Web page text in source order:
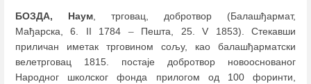
БОЗДА, Наум, трговац, добротвор (Балашђармат,
Мађарска, 6. II 1784 –Пешта, 25. V 1853). Стекавши
приличан иметак трговином сољу, као балашђарматски
велетрговац 1815. постаје добротвор новооснованог
Народног школског фонда прилогом од 100 форинти,